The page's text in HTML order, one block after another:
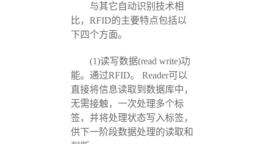
与其它自动识别技术相
比，RFID的主要特点包括以
下四个方面。
(1)读写数据(read write)功
能。通过RFID。 Reader可以
直接将信息读取到数据库中，
无需接触，一次处理多个标
签，并将处理状态写入标签，
供下一阶段数据处理的读取和